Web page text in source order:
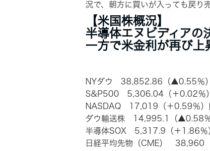
況で、朝方に買いが入っても戻り
【米国株概況】
半導体エヌビディアの
一方で米金利が再び上
NYダウ 38,852.86（▲0.55％
S&P500 5,306.04（＋0.02
NASDAQ 17,019（＋0.59％
ダウ輸送株 14,995.1（▲0.58
半導体SOX 5,317.9（＋1.86％
日経平均先物（CME）